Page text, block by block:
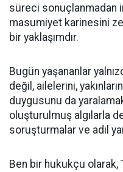
süreci sonuçlanmadan
masumiyet karinesini
bir yaklaşımdır.
Bugün yaşananlar
değil, ailelerini,
duygusunu da
oluşturulmuş algılarla
soruşturmalar ve adil
Ben bir hukukçu olarak,